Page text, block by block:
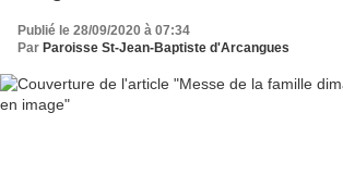
Publié le 28/09/2020 à 07:34
Par Paroisse St-Jean-Baptiste d'Arcangues